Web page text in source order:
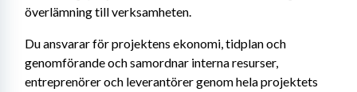
överlämning till verksamheten.
Du ansvarar för projektens ekonomi, tidplan och
genomförande och samordnar interna resurser,
entreprenörer och leverantörer genom hela projektets